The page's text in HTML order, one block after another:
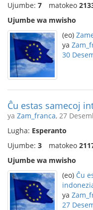
Ujumbe: 7 matokeo
Ujumbe wa mwisho
(eo)
ya
30
Ĉu estas samecoj
ya Zam_franca, 27
Lugha: Esperanto
Ujumbe: 3 matokeo
Ujumbe wa mwisho
(eo) Ĉu
ya
27